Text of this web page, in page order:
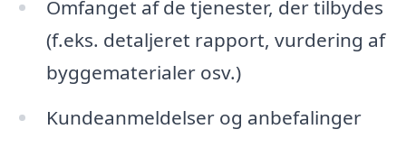
Omfanget af de tjenester, der tilbydes
(f.eks. detaljeret rapport, vurdering af
byggematerialer osv.)
Kundeanmeldelser og anbefalinger